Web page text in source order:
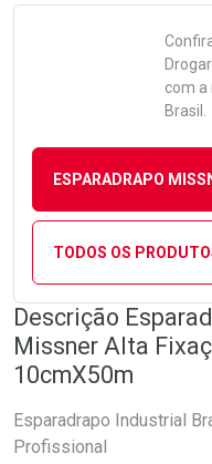
com a
Brasil.
ESPARADRAPO
TODOS OS
Descrição
Missner Alta
10cmX50m
Esparadrapo Industrial
Profissional